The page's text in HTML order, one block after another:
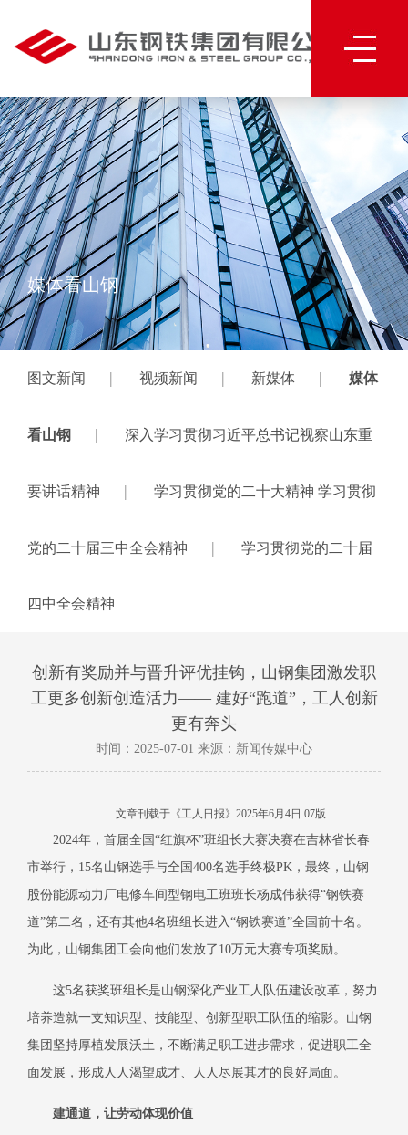
媒体看山钢
图文新闻 | 视频新闻 | 新媒体 | 媒体
看山钢 | 深入学习贯彻习近平总书记视察山东重
要讲话精神 | 学习贯彻党的二十大精神 学习贯彻
党的二十届三中全会精神 | 学习贯彻党的二十届
四中全会精神
创新有奖励并与晋升评优挂钩，山钢集团激发职
工更多创新创造活力—— 建好“跑道”，工人创新
更有奔头
时间：2025-07-01 来源：新闻传媒中心
文章刊载于《工人日报》 2025年6月4日 07版
2024年，首届全国“红旗杯”班组长大赛决赛在吉林省长春
市举行，15名山钢选手与全国400名选手终极PK，最终，山钢
股份能源动力厂电修车间型钢电工班班长杨成伟获得“钢铁赛
道”第二名，还有其他4名班组长进入“钢铁赛道”全国前十名。
为此，山钢集团工会向他们发放了10万元大赛专项奖励。
这5名获奖班组长是山钢深化产业工人队伍建设改革，努力
培养造就一支知识型、技能型、创新型职工队伍的缩影。山钢
集团坚持厚植发展沃土，不断满足职工进步需求，促进职工全
面发展，形成人人渴望成才、人人尽展其才的良好局面。
建通道，让劳动体现价值